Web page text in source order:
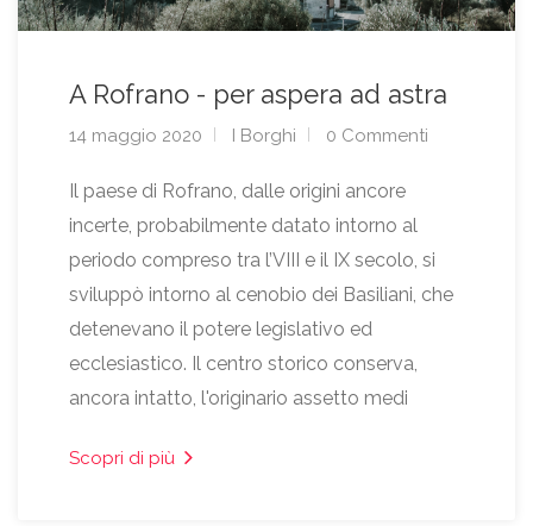
A Rofrano - per aspera ad astra
14 maggio 2020 I Borghi 0 Commenti
Il paese di Rofrano, dalle origini ancore
incerte, probabilmente datato intorno al
periodo compreso tra l’VIII e il IX secolo, si
sviluppò intorno al cenobio dei Basiliani, che
detenevano il potere legislativo ed
ecclesiastico. Il centro storico conserva,
ancora intatto, l'originario assetto medi
Scopri di più